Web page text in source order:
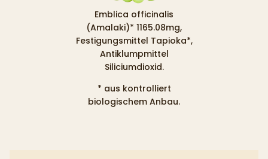
Emblica officinalis
(Amalaki)* 1165.08mg,
Festigungsmittel Tapioka*,
Antiklumpmittel
Siliciumdioxid.
* aus kontrolliert
biologischem Anbau.